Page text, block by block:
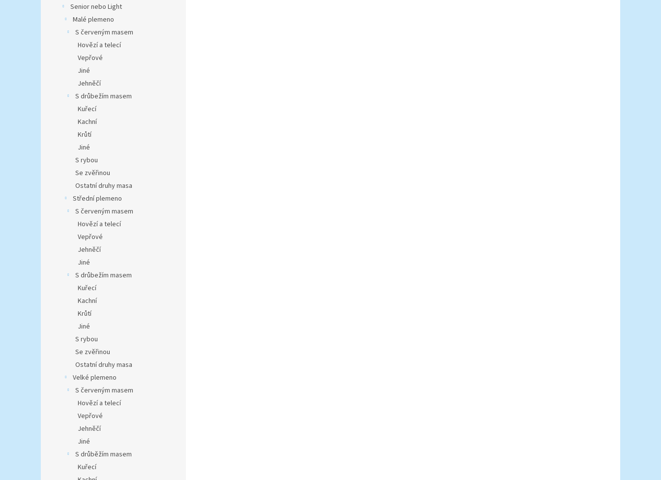
Senior nebo Light
Malé plemeno
S červeným masem
Hovězí a telecí
Vepřové
Jiné
Jehněčí
S drůbežím masem
Kuřecí
Kachní
Krůtí
Jiné
S rybou
Se zvěřinou
Ostatní druhy masa
Střední plemeno
S červeným masem
Hovězí a telecí
Vepřové
Jehněčí
Jiné
S drůbežím masem
Kuřecí
Kachní
Krůtí
Jiné
S rybou
Se zvěřinou
Ostatní druhy masa
Velké plemeno
S červeným masem
Hovězí a telecí
Vepřové
Jehněčí
Jiné
S drůběžím masem
Kuřecí